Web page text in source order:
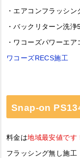
・エアコンフラッシン
・バックリターン洗浄
・ワコーズパワーエア
ワコーズRECS施工
Snap-on
料金は地域最安値です
フラッシング無し